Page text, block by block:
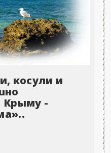
косули и
Крыму -